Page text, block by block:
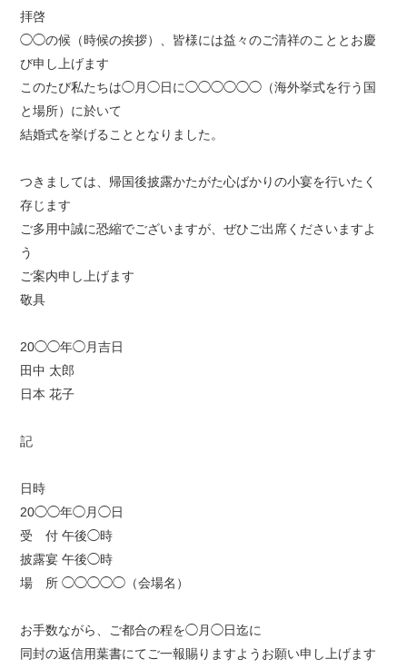
拝啓
◯◯の候（時候の挨拶）、皆様には益々のご清祥のこととお慶
び申し上げます
このたび私たちは◯月◯日に◯◯◯◯◯◯（海外挙式を行う国
と場所）に於いて
結婚式を挙げることとなりました。
つきましては、帰国後披露かたがた心ばかりの小宴を行いたく
存じます
ご多用中誠に恐縮でございますが、ぜひご出席くださいますよ
う
ご案内申し上げます
敬具
20◯◯年◯月吉日
田中 太郎
日本 花子
記
日時
20◯◯年◯月◯日
受 付 午後◯時
披露宴 午後◯時
場 所 ◯◯◯◯◯（会場名）
お手数ながら、ご都合の程を◯月◯日迄に
同封の返信用葉書にてご一報賜りますようお願い申し上げます